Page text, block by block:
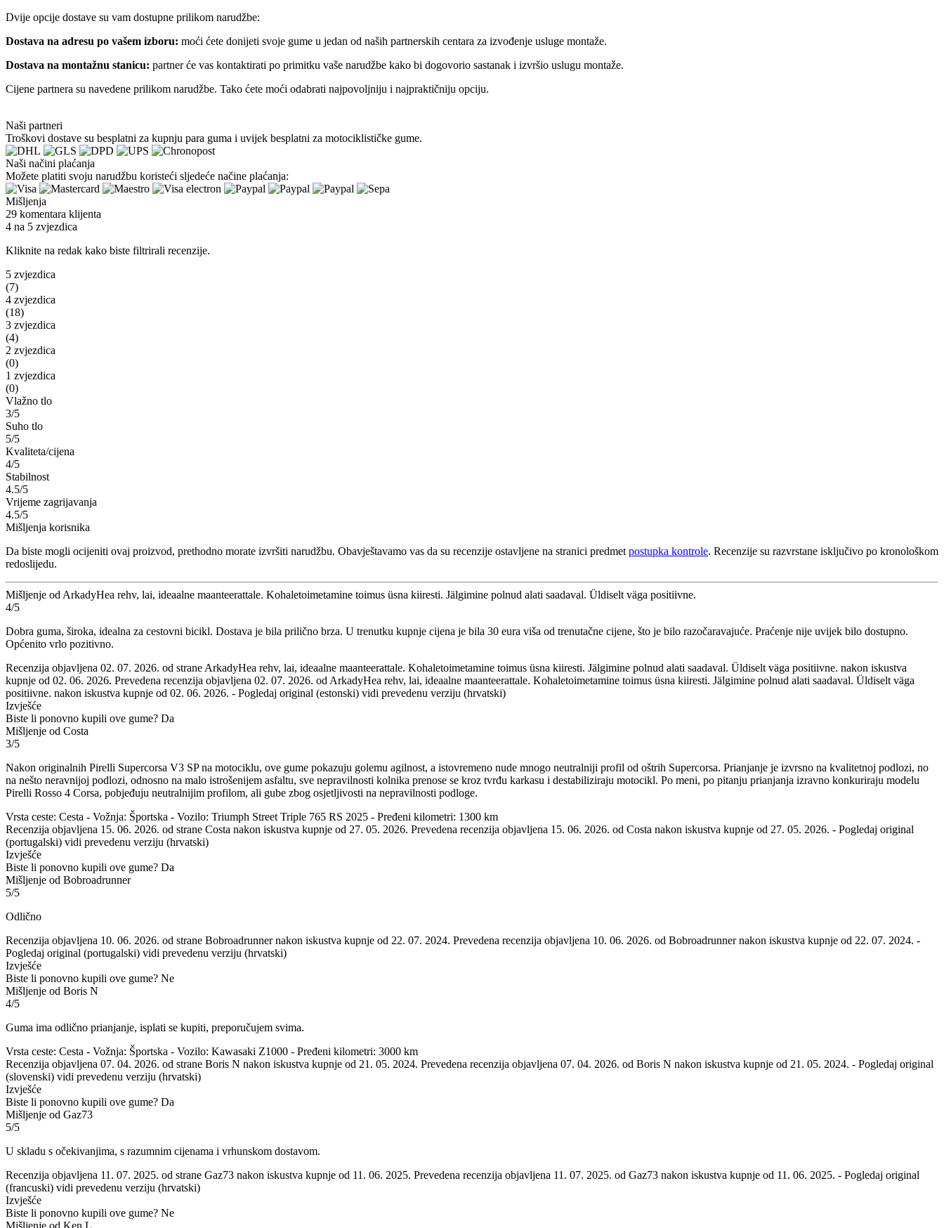
Dvije opcije dostave su vam dostupne prilikom narudžbe:
Dostava na adresu po vašem izboru: moći ćete donijeti svoje gume u jedan od naših partnerskih centara za izvođenje usluge montaže.
Dostava na montažnu stanicu: partner će vas kontaktirati po primitku vaše narudžbe kako bi dogovorio sastanak i izvršio uslugu montaže.
Cijene partnera su navedene prilikom narudžbe. Tako ćete moći odabrati najpovoljniju i najpraktičniju opciju.
Naši partneri
Troškovi dostave su besplatni za kupnju para guma i uvijek besplatni za motociklističke gume.
Naši načini plaćanja
Možete platiti svoju narudžbu koristeći sljedeće načine plaćanja:
Mišljenja
29 komentara klijenta
4 na 5 zvjezdica
Kliknite na redak kako biste filtrirali recenzije.
5 zvjezdica
(7)
4 zvjezdica
(18)
3 zvjezdica
(4)
2 zvjezdica
(0)
1 zvjezdica
(0)
Vlažno tlo
3/5
Suho tlo
5/5
Kvaliteta/cijena
4/5
Stabilnost
4.5/5
Vrijeme zagrijavanja
4.5/5
Mišljenja korisnika
Da biste mogli ocijeniti ovaj proizvod, prethodno morate izvršiti narudžbu. Obavještavamo vas da su recenzije ostavljene na stranici predmet postupka kontrole. Recenzije su razvrstane isključivo po kronološkom
redoslijedu.
Mišljenje od ArkadyHea rehv, lai, ideaalne maanteerattale. Kohaletoimetamine toimus üsna kiiresti. Jälgimine polnud alati saadaval. Üldiselt väga positiivne.
4/5
Dobra guma, široka, idealna za cestovni bicikl. Dostava je bila prilično brza. U trenutku kupnje cijena je bila 30 eura viša od trenutačne cijene, što je bilo razočaravajuće. Praćenje nije uvijek bilo dostupno.
Općenito vrlo pozitivno.
Recenzija objavljena 02. 07. 2026. od strane ArkadyHea rehv, lai, ideaalne maanteerattale. Kohaletoimetamine toimus üsna kiiresti. Jälgimine polnud alati saadaval. Üldiselt väga positiivne. nakon iskustva
kupnje od 02. 06. 2026. Prevedena recenzija objavljena 02. 07. 2026. od ArkadyHea rehv, lai, ideaalne maanteerattale. Kohaletoimetamine toimus üsna kiiresti. Jälgimine polnud alati saadaval. Üldiselt väga
positiivne. nakon iskustva kupnje od 02. 06. 2026. - Pogledaj original (estonski) vidi prevedenu verziju (hrvatski)
Izvješće
Biste li ponovno kupili ove gume? Da
Mišljenje od Costa
3/5
Nakon originalnih Pirelli Supercorsa V3 SP na motociklu, ove gume pokazuju golemu agilnost, a istovremeno nude mnogo neutralniji profil od oštrih Supercorsa. Prianjanje je izvrsno na kvalitetnoj podlozi, no
na nešto neravnijoj podlozi, odnosno na malo istrošenijem asfaltu, sve nepravilnosti kolnika prenose se kroz tvrđu karkasu i destabiliziraju motocikl. Po meni, po pitanju prianjanja izravno konkuriraju modelu
Pirelli Rosso 4 Corsa, pobjeđuju neutralnijim profilom, ali gube zbog osjetljivosti na nepravilnosti podloge.
Vrsta ceste: Cesta - Vožnja: Športska - Vozilo: Triumph Street Triple 765 RS 2025 - Pređeni kilometri: 1300 km
Recenzija objavljena 15. 06. 2026. od strane Costa nakon iskustva kupnje od 27. 05. 2026. Prevedena recenzija objavljena 15. 06. 2026. od Costa nakon iskustva kupnje od 27. 05. 2026. - Pogledaj original
(portugalski) vidi prevedenu verziju (hrvatski)
Izvješće
Biste li ponovno kupili ove gume? Da
Mišljenje od Bobroadrunner
5/5
Odlično
Recenzija objavljena 10. 06. 2026. od strane Bobroadrunner nakon iskustva kupnje od 22. 07. 2024. Prevedena recenzija objavljena 10. 06. 2026. od Bobroadrunner nakon iskustva kupnje od 22. 07. 2024. -
Pogledaj original (portugalski) vidi prevedenu verziju (hrvatski)
Izvješće
Biste li ponovno kupili ove gume? Ne
Mišljenje od Boris N
4/5
Guma ima odlično prianjanje, isplati se kupiti, preporučujem svima.
Vrsta ceste: Cesta - Vožnja: Športska - Vozilo: Kawasaki Z1000 - Pređeni kilometri: 3000 km
Recenzija objavljena 07. 04. 2026. od strane Boris N nakon iskustva kupnje od 21. 05. 2024. Prevedena recenzija objavljena 07. 04. 2026. od Boris N nakon iskustva kupnje od 21. 05. 2024. - Pogledaj original
(slovenski) vidi prevedenu verziju (hrvatski)
Izvješće
Biste li ponovno kupili ove gume? Da
Mišljenje od Gaz73
5/5
U skladu s očekivanjima, s razumnim cijenama i vrhunskom dostavom.
Recenzija objavljena 11. 07. 2025. od strane Gaz73 nakon iskustva kupnje od 11. 06. 2025. Prevedena recenzija objavljena 11. 07. 2025. od Gaz73 nakon iskustva kupnje od 11. 06. 2025. - Pogledaj original
(francuski) vidi prevedenu verziju (hrvatski)
Izvješće
Biste li ponovno kupili ove gume? Ne
Mišljenje od Ken L